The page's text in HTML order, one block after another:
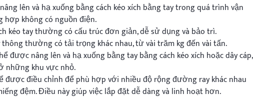
lên và hạ xuống bằng cách kéo xích bằng tay trong quá trình vận
không có nguồn điện.
kéo tay thường có cấu trúc đơn giản, dễ sử dụng và bảo trì.
thường có tải trọng khác nhau, từ vài trăm kg đến vài tấn.
được nâng lên và hạ xuống bằng tay bằng cách kéo xích hoặc dây cáp,
những khu vực nhỏ.
được điều chỉnh để phù hợp với nhiều độ rộng đường ray khác nhau
đệm. Điều này giúp việc lắp đặt dễ dàng và linh hoạt hơn.